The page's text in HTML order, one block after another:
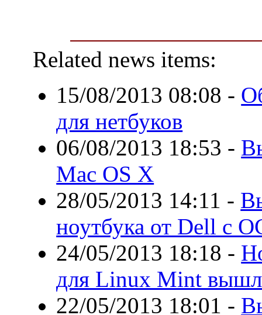
Related news items:
15/08/2013 08:08 -
для нетбуков
06/08/2013 18:53 -
Mac OS X
28/05/2013 14:11 -
ноутбука от Dell с
24/05/2013 18:18 -
для Linux Mint
22/05/2013 18:01 -